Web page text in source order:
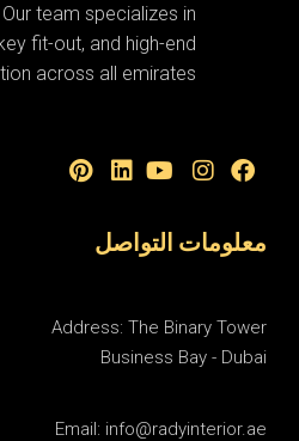
team specializes in
fit-out, and high-end
across all emirates.
معلومات التواصل
Address: The Binary Tower
Business Bay - Dubai
Email: info@radyinterior.ae